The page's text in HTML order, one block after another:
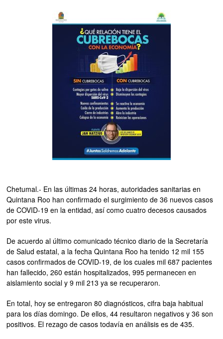
Chetumal.- En las últimas 24 horas, autoridades sanitarias en
Quintana Roo han confirmado el surgimiento de 36 nuevos casos
de COVID-19 en la entidad, así como cuatro decesos causados
por este virus.
De acuerdo al último comunicado técnico diario de la Secretaría
de Salud estatal, a la fecha Quintana Roo ha tenido 12 mil 155
casos confirmados de COVID-19, de los cuales mil 687 pacientes
han fallecido, 260 están hospitalizados, 995 permanecen en
aislamiento social y 9 mil 213 ya se recuperaron.
En total, hoy se entregaron 80 diagnósticos, cifra baja habitual
para los días domingo. De ellos, 44 resultaron negativos y 36 son
positivos. El rezago de casos todavía en análisis es de 435.